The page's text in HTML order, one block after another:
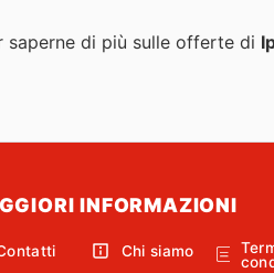
di più sulle offerte di
INFORMAZIONI
Chi siamo